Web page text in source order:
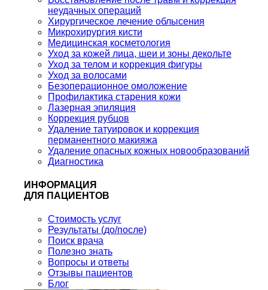
неудачных операций
Хирургическое лечение облысения
Микрохирургия кисти
Медицинская косметология
Уход за кожей лица, шеи и зоны декольте
Уход за телом и коррекция фигуры
Уход за волосами
Безоперационное омоложение
Профилактика старения кожи
Лазерная эпиляция
Коррекция рубцов
Удаление татуировок и коррекция
перманентного макияжа
Удаление опасных кожных новообразований
Диагностика
ИНФОРМАЦИЯ
ДЛЯ ПАЦИЕНТОВ
Стоимость услуг
Результаты (до/после)
Поиск врача
Полезно знать
Вопросы и ответы
Отзывы пациентов
Блог